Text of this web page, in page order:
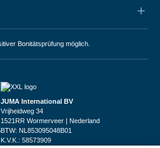
Bonitätsprüfung möglich.
JUMA International BV
Vrijheidweg 34
1521RR Wormerveer | Nederland
BTW: NL853095048B01
K.V.K.: 58573909